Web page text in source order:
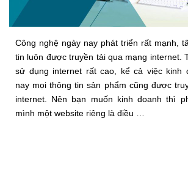
Công nghệ ngày nay phát triển rất mạnh,
tin luôn được truyền tải qua mạng internet.
sử dụng internet rất cao, kể cả việc kinh
nay mọi thông tin sản phẩm cũng được
internet. Nên bạn muốn kinh doanh thì
mình một website riêng là điều …